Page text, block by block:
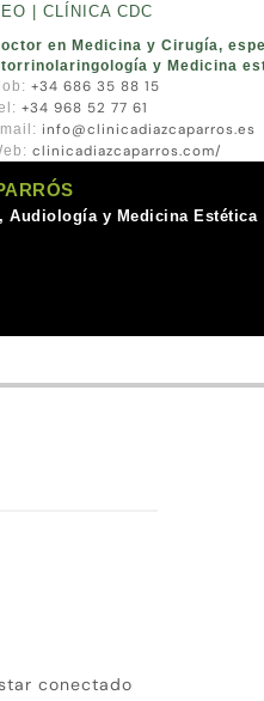
| CLÍNICA CDC
en Medicina y Cirugía,
y Medicina
+34 686 35 88 15
+34 968 52 77 61
info@clinicadiazcaparros.es
clinicadiazcaparros.com/
y Medicina Estética
conectado